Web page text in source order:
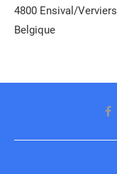
4800 Ensival/Verviers
Belgique